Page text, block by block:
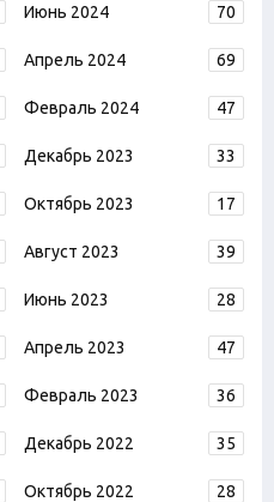
Июнь 2024 70
Апрель 2024 69
Февраль 2024 47
Декабрь 2023 33
Октябрь 2023 17
Август 2023 39
Июнь 2023 28
Апрель 2023 47
Февраль 2023 36
Декабрь 2022 35
Октябрь 2022 28